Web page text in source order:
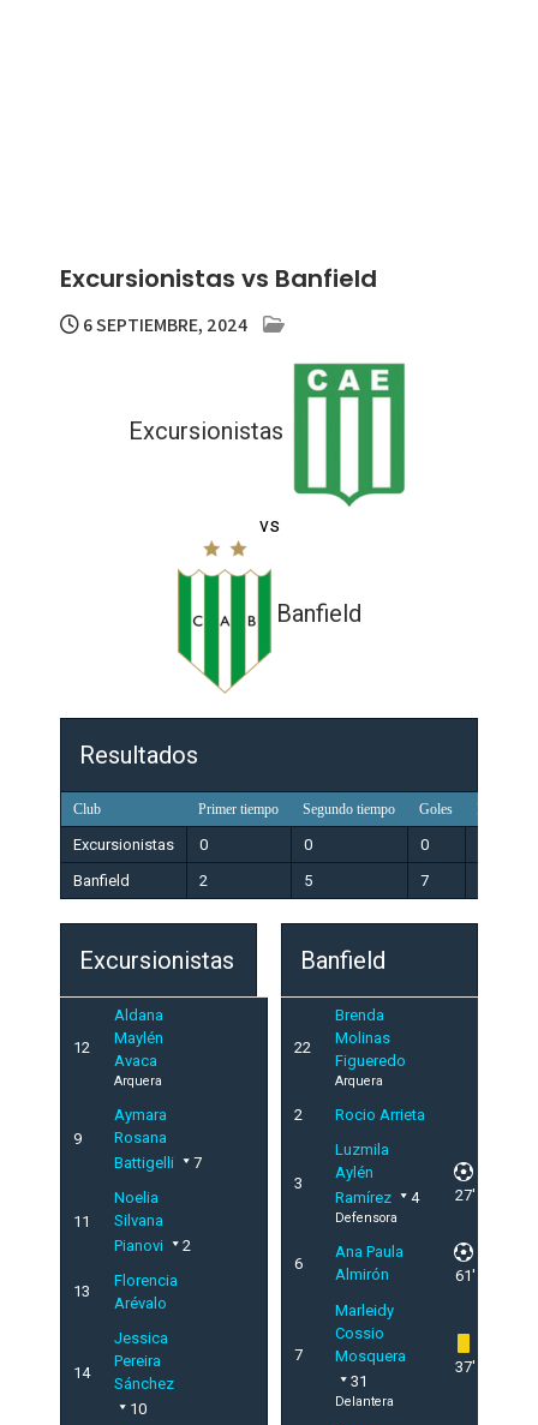
Excursionistas vs Banfield
6 SEPTIEMBRE, 2024
Excursionistas
vs
Banfield
Resultados
Club Primer tiempo Segundo tiempo Goles Resultado
Excursionistas 0 0 0
Banfield
2 5 7
Excursionistas
12
Aldana
Maylén
Avaca
Arquera
9
Aymara
Rosana
Battigelli
7
11
Noelia
Silvana
Pianovi
2
13
Florencia
Arévalo
14
Jessica
Pereira
Sánchez
10
Banfield
22
Brenda
Molinas
Figueredo
Arquera
2 Rocio Arrieta
3
Luzmila
Aylén
Ramírez
4
Defensora
27'
6
Ana Paula
Almirón
61'
7
Marleidy
Cossio
Mosquera
31
Delantera
37'